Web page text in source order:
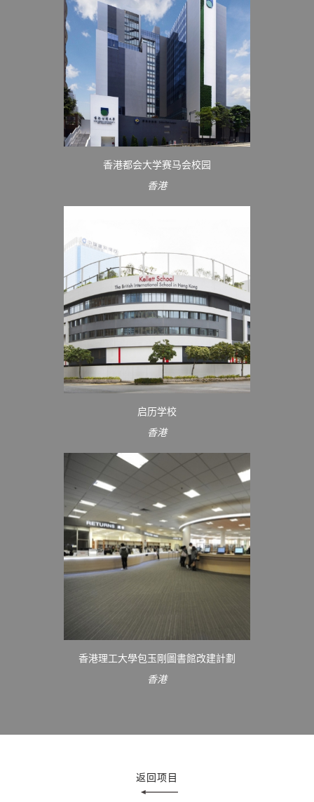
香港都会大学赛马会校园
香港
启历学校
香港
香港理工大學包玉剛圖書館改建計劃
香港
返回项目